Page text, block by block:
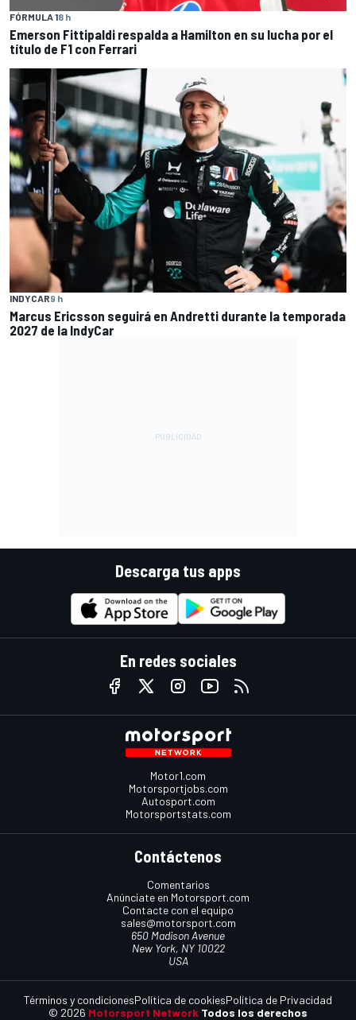
FÓRMULA 18 h
Emerson Fittipaldi respalda a Hamilton en su lucha por el
título de F1 con Ferrari
INDYCAR9 h
Marcus Ericsson seguirá en Andretti durante la temporada
2027 de la IndyCar
Descarga tus apps
En redes sociales
Motor1.com
Motorsportjobs.com
Autosport.com
Motorsportstats.com
Contáctenos
Comentarios
Anúnciate en Motorsport.com
Contacte con el equipo
sales@motorsport.com
650 Madison Avenue
New York, NY 10022
USA
© 2026 Motorsport Network Todos los derechos
Términos y condicionesPolítica de cookiesPolítica de Privacidad